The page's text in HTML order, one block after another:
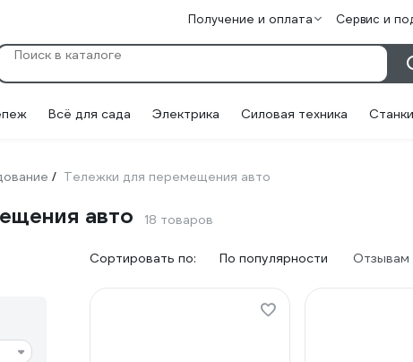
Получение и оплата Сервис и
Всё для сада Электрика Силовая техника Станки
/ Тележки для перемещения авто
авто 18 товаров
Сортировать по: По популярности Отзывам